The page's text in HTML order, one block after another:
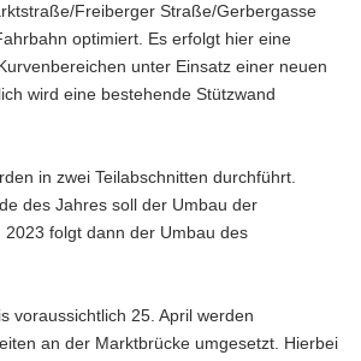
Freiberger Straße/Gerbergasse
optimiert. Es erfolgt hier eine
unter Einsatz einer neuen
wird eine bestehende Stützwand
in zwei Teilabschnitten durchführt.
des Jahres soll der Umbau der
folgt dann der Umbau des
voraussichtlich 25. April werden
an der Marktbrücke umgesetzt. Hierbei